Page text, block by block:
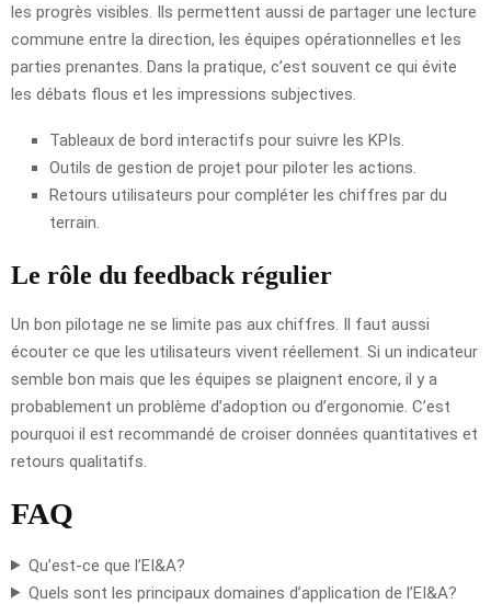
les progrès visibles. Ils permettent aussi de partager une lecture
commune entre la direction, les équipes opérationnelles et les
parties prenantes. Dans la pratique, c’est souvent ce qui évite
les débats flous et les impressions subjectives.
Tableaux de bord interactifs pour suivre les KPIs.
Outils de gestion de projet pour piloter les actions.
Retours utilisateurs pour compléter les chiffres par du
terrain.
Le rôle du feedback régulier
Un bon pilotage ne se limite pas aux chiffres. Il faut aussi
écouter ce que les utilisateurs vivent réellement. Si un indicateur
semble bon mais que les équipes se plaignent encore, il y a
probablement un problème d’adoption ou d’ergonomie. C’est
pourquoi il est recommandé de croiser données quantitatives et
retours qualitatifs.
FAQ
Qu’est-ce que l’EI&A?
Quels sont les principaux domaines d’application de l’EI&A?